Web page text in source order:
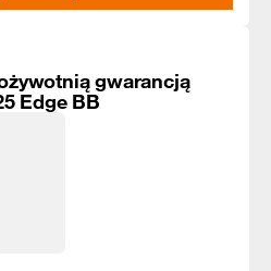
gwarancją
Edge BB